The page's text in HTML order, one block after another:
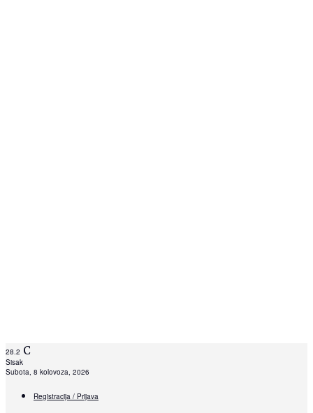
28.2 C
Sisak
Subota, 8 kolovoza, 2026
Registracija / Prijava